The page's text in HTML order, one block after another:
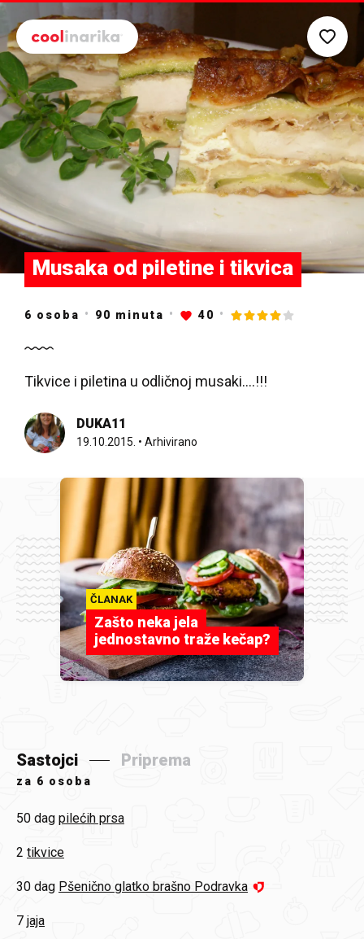
Preskoči na glavni sadržaj
Musaka od piletine i tikvica
6 osoba 90 minuta 40
Tikvice i piletina u odličnoj musaki....!!!
DUKA11
19.10.2015. • Arhivirano
ČLANAK
Zašto neka jela
jednostavno traže kečap?
Sastojci Priprema
za 6 osoba
50 dag pilećih prsa
2 tikvice
30 dag Pšenično glatko brašno Podravka
7 jaja